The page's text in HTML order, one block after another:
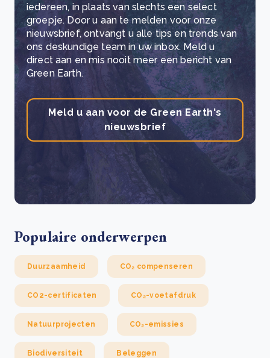
iedereen, in plaats van slechts een select
groepje. Door u aan te melden voor onze
nieuwsbrief, ontvangt u alle tips en trends van
ons deskundige team in uw inbox. Meld u
direct aan en mis nooit meer een bericht van
Green Earth.
Meld u aan voor de Green Earth's
nieuwsbrief
Populaire onderwerpen
Duurzaamheid CO₂ compenseren
CO2-certificaten CO₂-voetafdruk
Natuurprojecten CO₂-emissies
Biodiversiteit Beleggen